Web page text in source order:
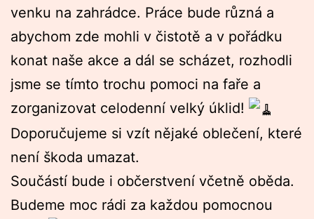
venku na zahrádce. Práce bude různá a
abychom zde mohli v čistotě a v pořádku
konat naše akce a dál se scházet, rozhodli
jsme se tímto trochu pomoci na faře a
zorganizovat celodenní velký úklid!
Doporučujeme si vzít nějaké oblečení, které
není škoda umazat.
Součástí bude i občerstvení včetně oběda.
Budeme moc rádi za každou pomocnou